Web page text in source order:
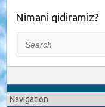
Nimani qidiramiz?